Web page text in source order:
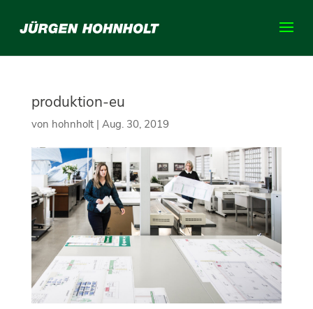
produktion-eu
von hohnholt| Aug. 30, 2019